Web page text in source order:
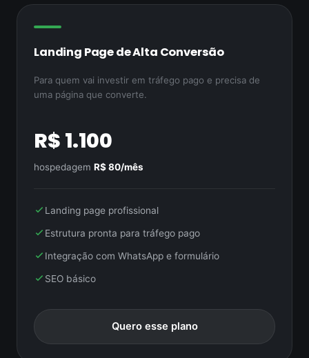
Landing Page de Alta Conversão
Para quem vai investir em tráfego pago e precisa de
uma página que converte.
R$ 1.100
hospedagem R$ 80/mês
Landing page profissional
Estrutura pronta para tráfego pago
Integração com WhatsApp e formulário
SEO básico
Quero esse plano